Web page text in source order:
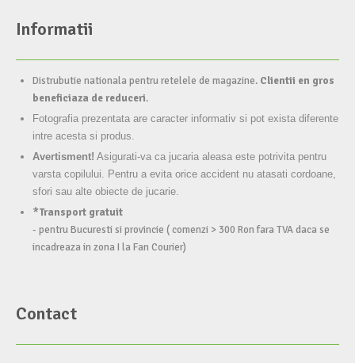
Informatii
Distrubutie nationala pentru retelele de magazine. Clientii en gros
beneficiaza de reduceri.
Fotografia prezentata are caracter informativ si pot exista diferente
intre acesta si produs.
Avertisment! Asigurati-va ca jucaria aleasa este potrivita pentru
varsta copilului. Pentru a evita orice accident nu atasati cordoane,
sfori sau alte obiecte de jucarie.
*Transport gratuit
- pentru Bucuresti si provincie ( comenzi > 300 Ron fara TVA daca se
incadreaza in zona I la Fan Courier)
Contact